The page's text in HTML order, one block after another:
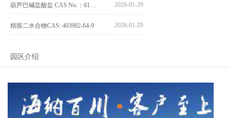
2026-01-29
精胺二水合物CAS: 403982-64-9 2026-01-29
园区介绍